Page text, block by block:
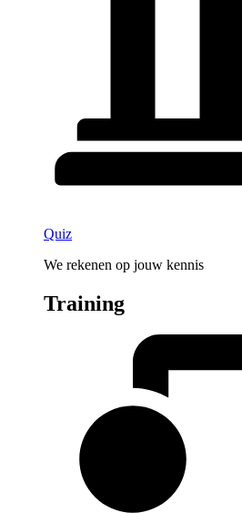
Quiz
We rekenen op jouw kennis
Training